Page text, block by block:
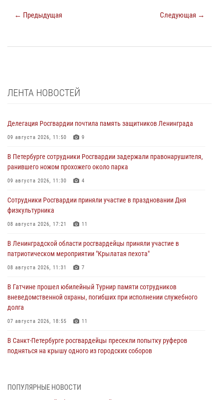
← Предыдущая Следующая →
ЛЕНТА НОВОСТЕЙ
Делегация Росгвардии почтила память защитников Ленинграда
09 августа 2026, 11:50 9
В Петербурге сотрудники Росгвардии задержали правонарушителя,
ранившего ножом прохожего около парка
09 августа 2026, 11:30 4
Сотрудники Росгвардии приняли участие в праздновании Дня
физкультурника
08 августа 2026, 17:21 11
В Ленинградской области росгвардейцы приняли участие в
патриотическом мероприятии "Крылатая пехота"
08 августа 2026, 11:31 7
В Гатчине прошел юбилейный Турнир памяти сотрудников
вневедомственной охраны, погибших при исполнении служебного
долга
07 августа 2026, 18:55 11
В Санкт-Петербурге росгвардейцы пресекли попытку руферов
подняться на крышу одного из городских соборов
ГУ Росгвардии в эфире "Радио России". 7 августа
ПОПУЛЯРНЫЕ НОВОСТИ